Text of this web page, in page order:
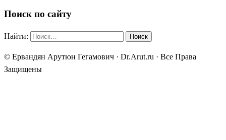
Поиск по сайту
Найти:
© Ервандян Арутюн Гегамович · Dr.Arut.ru · Все Права
Защищены